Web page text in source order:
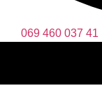
069 460 037 41